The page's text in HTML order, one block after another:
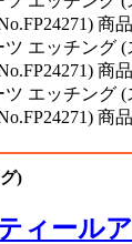
)
ィール